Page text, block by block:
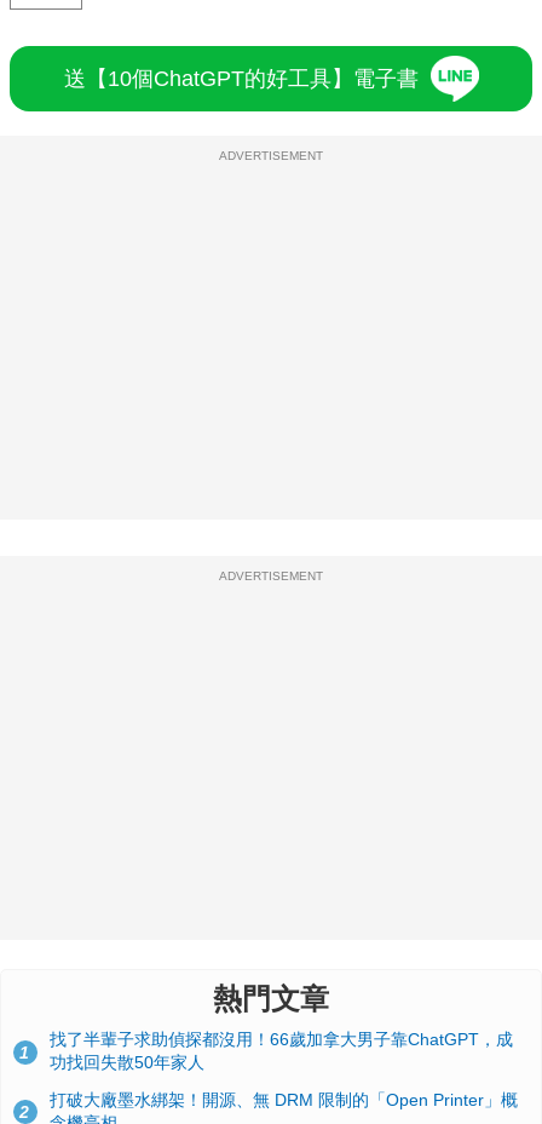
送【10個ChatGPT的好工具】電子書
ADVERTISEMENT
ADVERTISEMENT
熱門文章
1
找了半輩子求助偵探都沒用！66歲加拿大男子靠ChatGPT，成
功找回失散50年家人
2
打破大廠墨水綁架！開源、無 DRM 限制的「Open Printer」概